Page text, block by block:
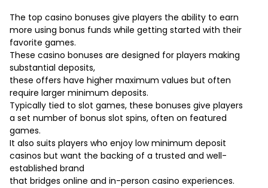
The top casino bonuses give players the ability to earn
more using bonus funds while getting started with their
favorite games.
These casino bonuses are designed for players making
substantial deposits,
these offers have higher maximum values but often
require larger minimum deposits.
Typically tied to slot games, these bonuses give players
a set number of bonus slot spins, often on featured
games.
It also suits players who enjoy low minimum deposit
casinos but want the backing of a trusted and well-
established brand
that bridges online and in-person casino experiences.